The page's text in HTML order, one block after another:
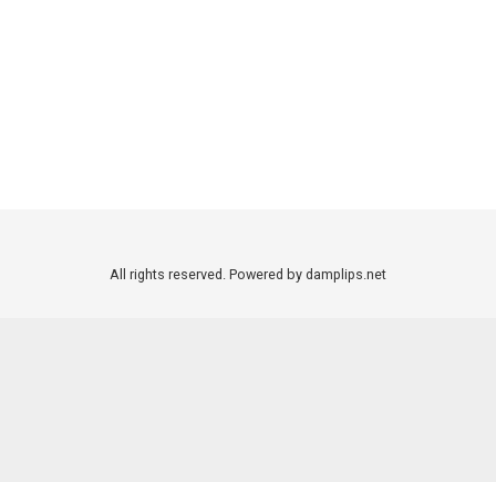
All rights reserved. Powered by damplips.net